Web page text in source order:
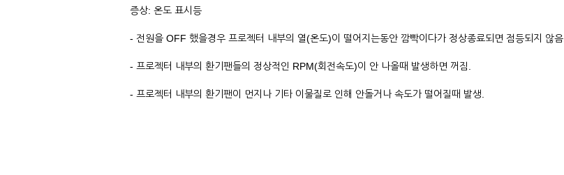
증상: 온도 표시등
- 전원을 OFF 했을경우 프로젝터 내부의 열(온도)이 떨어지는동안 깜빡이다가 정상종료되면 점등되지 않음.
- 프로젝터 내부의 환기팬들의 정상적인 RPM(회전속도)이 안 나올때 발생하면 꺼짐.
- 프로젝터 내부의 환기팬이 먼지나 기타 이물질로 인해 안돌거나 속도가 떨어질때 발생.